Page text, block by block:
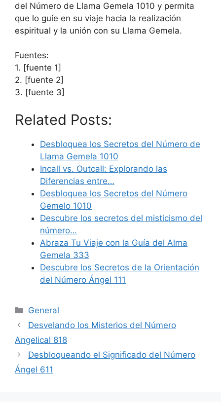
del Número de Llama Gemela 1010 y permita
que lo guíe en su viaje hacia la realización
espiritual y la unión con su Llama Gemela.
Fuentes:
1. [fuente 1]
2. [fuente 2]
3. [fuente 3]
Related Posts:
Desbloquea los Secretos del Número de
Llama Gemela 1010
Incall vs. Outcall: Explorando las
Diferencias entre…
Desbloquea los Secretos del Número
Gemelo 1010
Descubre los secretos del misticismo del
número…
Abraza Tu Viaje con la Guía del Alma
Gemela 333
Descubre los Secretos de la Orientación
del Número Ángel 111
Categories
General
Desvelando los Misterios del Número
Angelical 818
Desbloqueando el Significado del Número
Ángel 611